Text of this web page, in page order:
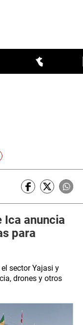
Ica anuncia
para
sector Yajasi y
drones y otros